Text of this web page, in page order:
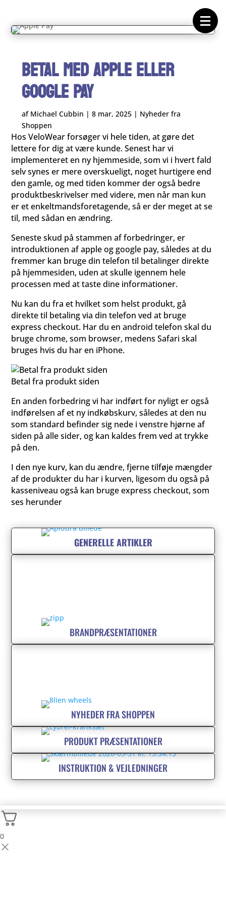
Cykeltøj
Cykler
Energi
Komponenter
Tilbehør
Wattmålere
BETAL MED APPLE ELLER
GOOGLE PAY
af Michael Cubbin | 8 mar, 2025| Nyheder fra
Shoppen
Hos VeloWear forsøger vi hele tiden, at gøre det
lettere for dig at være kunde. Senest har vi
implementeret en ny hjemmeside, som vi i hvert fald
selv synes er mere overskueligt, noget hurtigere end
den gamle, og med tiden kommer der også bedre
produktbeskrivelser med videre, men når man kun
er et enkeltmandsforetagende, så er der meget at se
til, med sådan en ændring.
Seneste skud på stammen af forbedringer, er
introduktionen af apple og google pay, således at du
fremmer kan bruge din telefon til betalinger direkte
på hjemmesiden, uden at skulle igennem hele
processen med at taste dine informationer.
Nu kan du fra et hvilket som helst produkt, gå
direkte til betaling via din telefon ved at bruge
express checkout. Har du en android telefon skal du
bruge chrome, som browser, medens Safari skal
bruges hvis du har en iPhone.
Betal fra produkt siden
En anden forbedring vi har indført for nyligt er også
indførelsen af et ny indkøbskurv, således at den nu
som standard befinder sig nede i venstre hjørne af
siden på alle sider, og kan kaldes frem ved at trykke
på den.
I den nye kurv, kan du ændre, fjerne tilføje mængder
af de produkter du har i kurven, ligesom du også på
kasseniveau også kan bruge express checkout, som
ses herunder
GENERELLE ARTIKLER
BRANDPRÆSENTATIONER
NYHEDER FRA SHOPPEN
PRODUKT PRÆSENTATIONER
INSTRUKTION & VEJLEDNINGER
0